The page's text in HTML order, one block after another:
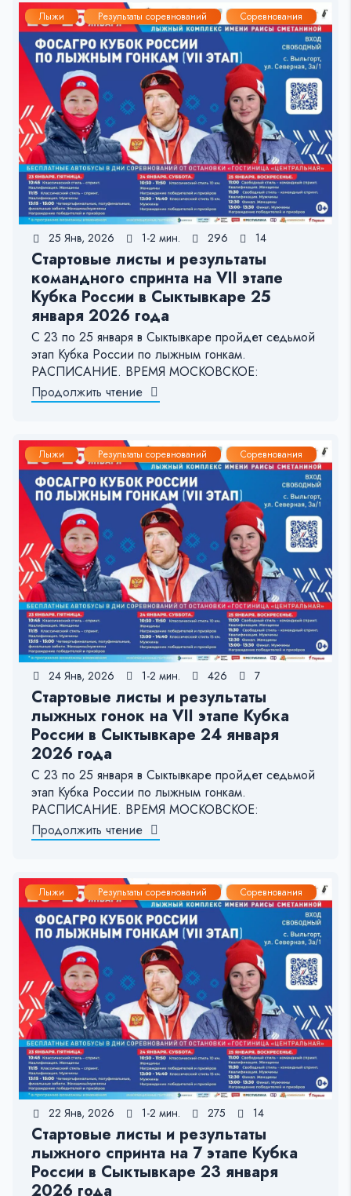
Лыжи Результаты соревнований Соревнования
25 Янв, 2026 1-2 мин. 296 14
Стартовые листы и результаты
командного спринта на VII этапе
Кубка России в Сыктывкаре 25
января 2026 года
С 23 по 25 января в Сыктывкаре пройдет седьмой
этап Кубка России по лыжным гонкам.
РАСПИСАНИЕ. ВРЕМЯ МОСКОВСКОЕ:
Продолжить чтение
Лыжи Результаты соревнований Соревнования
24 Янв, 2026 1-2 мин. 426 7
Стартовые листы и результаты
лыжных гонок на VII этапе Кубка
России в Сыктывкаре 24 января
2026 года
С 23 по 25 января в Сыктывкаре пройдет седьмой
этап Кубка России по лыжным гонкам.
РАСПИСАНИЕ. ВРЕМЯ МОСКОВСКОЕ:
Продолжить чтение
Лыжи Результаты соревнований Соревнования
22 Янв, 2026 1-2 мин. 275 14
Стартовые листы и результаты
лыжного спринта на 7 этапе Кубка
России в Сыктывкаре 23 января
2026 года